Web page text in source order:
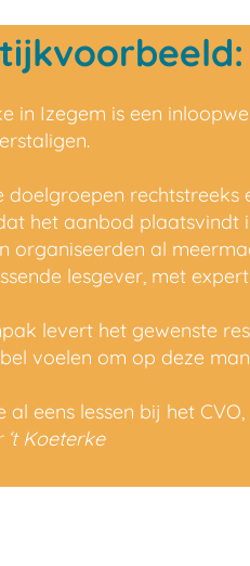
in Izegem is een
doelgroepen
het aanbod plaatsvindt
organiseerden al
lesgever, met
levert het gewenste
voelen om op deze
al eens lessen bij het
Koeterke